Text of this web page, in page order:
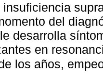
insuficiencia
del
desarrolla
en
los años,